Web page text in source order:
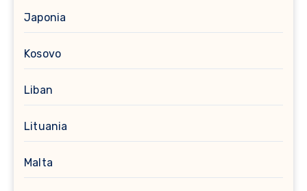
Japonia
Kosovo
Liban
Lituania
Malta